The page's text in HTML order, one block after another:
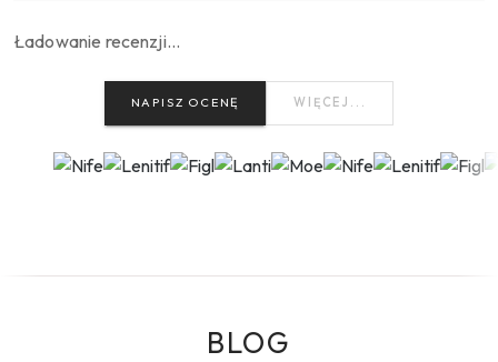
Ładowanie recenzji…
NAPISZ OCENĘ WIĘCEJ...
BLOG